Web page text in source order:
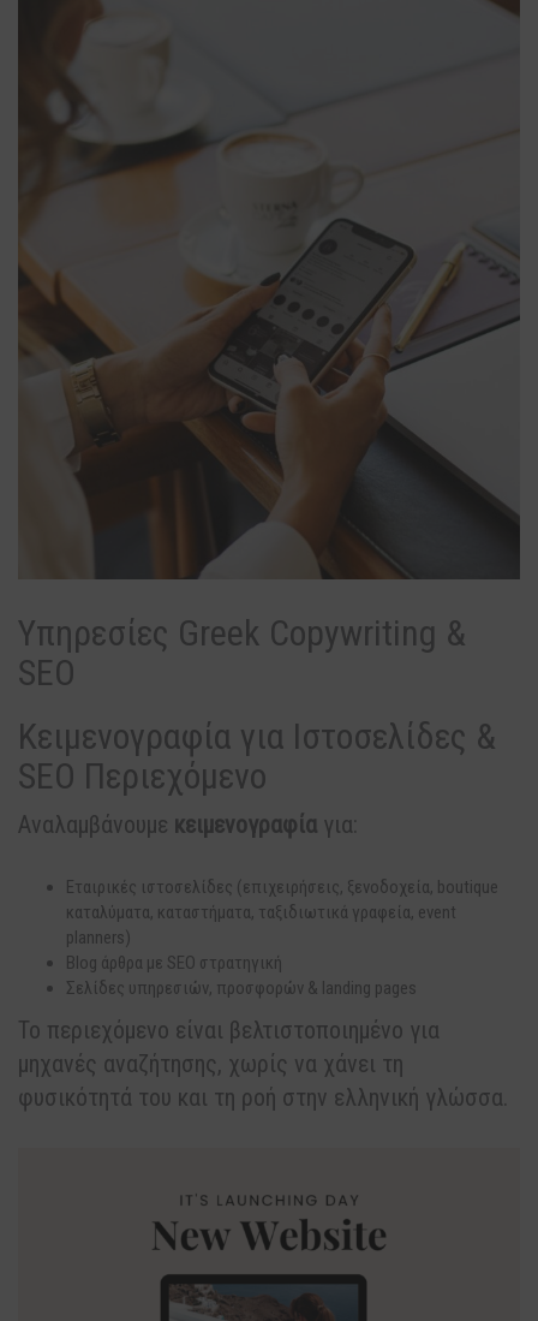
Υπηρεσίες Greek Copywriting &
SEO
Κειμενογραφία για Ιστοσελίδες &
SEO Περιεχόμενο
Αναλαμβάνουμε κειμενογραφία για:
Εταιρικές ιστοσελίδες (επιχειρήσεις, ξενοδοχεία, boutique
καταλύματα, καταστήματα, ταξιδιωτικά γραφεία, event
planners)
Blog άρθρα με SEO στρατηγική
Σελίδες υπηρεσιών, προσφορών & landing pages
Το περιεχόμενο είναι βελτιστοποιημένο για
μηχανές αναζήτησης, χωρίς να χάνει τη
φυσικότητά του και τη ροή στην ελληνική γλώσσα.